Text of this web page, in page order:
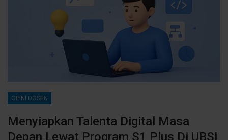
OPINI DOSEN
Menyiapkan Talenta Digital Masa
Depan Lewat Program S1 Plus Di UBSI